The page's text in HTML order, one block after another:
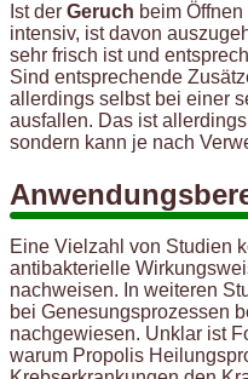
Ist der Geruch beim
intensiv, ist davon
sehr frisch ist und
Sind entsprechende
allerdings selbst bei einer
ausfallen. Das ist
sondern kann je nach
Eine Vielzahl von Studien
antibakterielle
nachweisen. In weiteren
bei Genesungsprozessen
nachgewiesen. Unklar ist
warum Propolis